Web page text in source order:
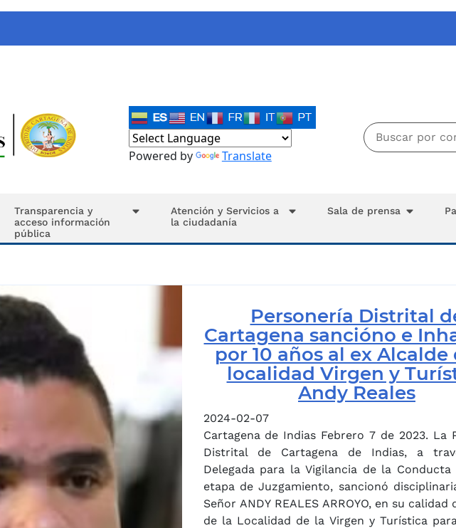
Powered by Translate
Transparencia y
acceso información
pública
Atención y Servicios a
la ciudadanía
Sala de prensa
Personería Distrital
Cartagena sancióno e
por 10 años al ex Alcalde
localidad Virgen y
Andy Reales
2024-02-07
Cartagena de Indias Febrero 7 de 2023. La
Distrital de Cartagena de Indias, a
Delegada para la Vigilancia de la Conducta
etapa de Juzgamiento, sancionó
Señor ANDY REALES ARROYO, en su calidad
de la Localidad de la Virgen y Turística